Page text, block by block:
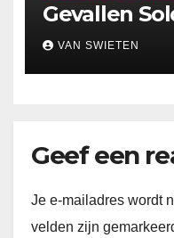
Gevallen
VAN SWIETEN
Geef een
Je e-mailadres wordt
velden zijn